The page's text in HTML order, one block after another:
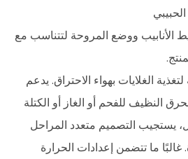
الأنابيب ووضع المروحة لتتناسب مع
الغلايات بهواء الاحتراق. يدعم
النظيف للفحم أو الغاز أو الكتلة
يستجيب التصميم متعدد المراحل
ما تتضمن إعدادات الحرارة